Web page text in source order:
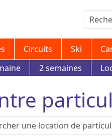
Circuits Ski
2 semaines